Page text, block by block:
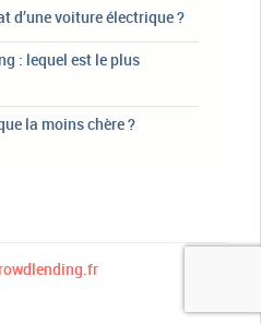
d’une voiture électrique ?
: lequel est le plus
la moins chère ?